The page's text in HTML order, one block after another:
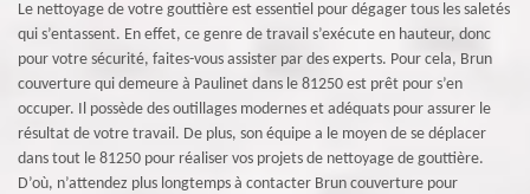
Le nettoyage de votre gouttière est essentiel pour dégager tous les saletés
qui s’entassent. En effet, ce genre de travail s’exécute en hauteur, donc
pour votre sécurité, faites-vous assister par des experts. Pour cela, Brun
couverture qui demeure à Paulinet dans le 81250 est prêt pour s’en
occuper. Il possède des outillages modernes et adéquats pour assurer le
résultat de votre travail. De plus, son équipe a le moyen de se déplacer
dans tout le 81250 pour réaliser vos projets de nettoyage de gouttière.
D’où, n’attendez plus longtemps à contacter Brun couverture pour